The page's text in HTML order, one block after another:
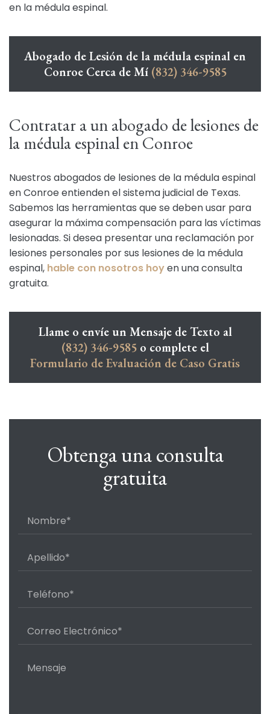
en la médula espinal.
Abogado de Lesión de la médula espinal en
Conroe Cerca de Mí (832) 346-9585
Contratar a un abogado de lesiones de
la médula espinal en Conroe
Nuestros abogados de lesiones de la médula espinal
en Conroe entienden el sistema judicial de Texas.
Sabemos las herramientas que se deben usar para
asegurar la máxima compensación para las víctimas
lesionadas. Si desea presentar una reclamación por
lesiones personales por sus lesiones de la médula
espinal, hable con nosotros hoyen una consulta
gratuita.
Llame o envíe un Mensaje de Texto al
(832) 346-9585o complete el
Formulario de Evaluación de Caso Gratis
Obtenga una consulta
gratuita